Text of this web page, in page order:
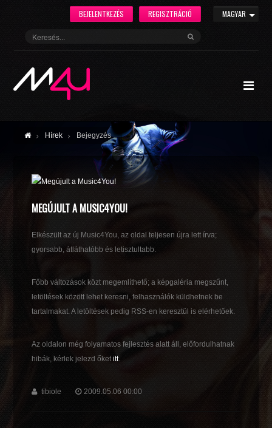
MAGYAR
REGISZTRÁCIÓ
BEJELENTKEZÉS
Hírek Bejegyzés
MEGÚJULT A MUSIC4YOU!
Elkészült az új Music4You, az oldal teljesen újra lett írva;
gyorsabb, átláthatóbb és letisztultabb.
Főbb változások közt megemlíthető; a képgaléria megszűnt,
letöltések között lehet keresni, felhasználók küldhetnek be
tartalmakat. A letöltések pedig RSS-en keresztül is elérhetőek.
Az oldalon még folyamatos fejlesztés alatt áll, előfordulhatnak
hibák, kérlek jelezd őketitt.
tibiole 2009.05.06 00:00